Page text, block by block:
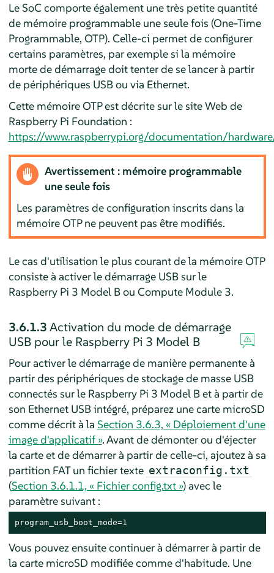
Le SoC comporte également une très petite quantité
de mémoire programmable une seule fois (One-Time
Programmable, OTP). Celle-ci permet de configurer
certains paramètres, par exemple si la mémoire
morte de démarrage doit tenter de se lancer à partir
de périphériques USB ou via Ethernet.
Cette mémoire OTP est décrite sur le site Web de
Raspberry Pi Foundation :
https://www.raspberrypi.org/documentation/
Avertissement : mémoire programmable
une seule fois
Les paramètres de configuration inscrits dans la
mémoire OTP ne peuvent pas être modifiés.
Le cas d'utilisation le plus courant de la mémoire OTP
consiste à activer le démarrage USB sur le
Raspberry Pi 3 Model B ou Compute Module 3.
3.6.1.3Activation du mode de démarrage
USB pour le Raspberry Pi 3 Model B
Pour activer le démarrage de manière permanente à
partir des périphériques de stockage de masse USB
connectés sur le Raspberry Pi 3 Model B et à partir de
son Ethernet USB intégré, préparez une carte microSD
comme décrit à la Section 3.6.3, « Déploiement d'une
image d'applicatif ». Avant de démonter ou d'éjecter
la carte et de démarrer à partir de celle-ci, ajoutez à sa
partition FAT un fichier texte extraconfig.txt
(Section 3.6.1.1, « Fichier config.txt ») avec le
paramètre suivant :
program_usb_boot_mode=1
Vous pouvez ensuite continuer à démarrer à partir de
la carte microSD modifiée comme d'habitude. Une